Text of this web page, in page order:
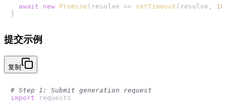
await
new Promise ( resolve => setTimeout (resolve,
提交示例
复制
# Step 1: Submit generation request
import requests